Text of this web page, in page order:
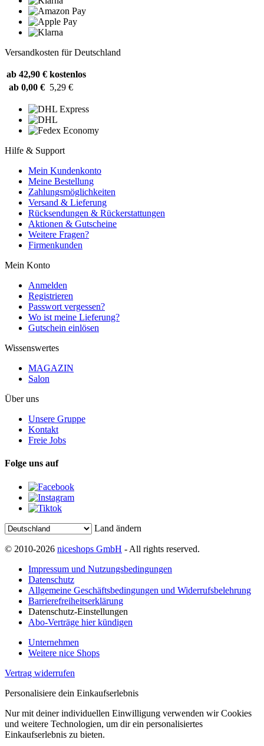
Versandkosten für Deutschland
ab 42,90 € kostenlos
ab 0,00 € 5,29 €
Hilfe & Support
Mein Kundenkonto
Meine Bestellung
Zahlungsmöglichkeiten
Versand & Lieferung
Rücksendungen & Rückerstattungen
Aktionen & Gutscheine
Weitere Fragen?
Firmenkunden
Mein Konto
Anmelden
Registrieren
Passwort vergessen?
Wo ist meine Lieferung?
Gutschein einlösen
Wissenswertes
MAGAZIN
Salon
Über uns
Unsere Gruppe
Kontakt
Freie Jobs
Folge uns auf
Land ändern
© 2010-2026 niceshops GmbH - All rights reserved.
Impressum und Nutzungsbedingungen
Datenschutz
Allgemeine Geschäftsbedingungen und Widerrufsbelehrung
Barrierefreiheitserklärung
Datenschutz-Einstellungen
Abo-Verträge hier kündigen
Unternehmen
Weitere nice Shops
Vertrag widerrufen
Personalisiere dein Einkaufserlebnis
Nur mit deiner individuellen Einwilligung verwenden wir Cookies
und weitere Technologien, um dir ein personalisiertes
Einkaufserlebnis zu bieten.